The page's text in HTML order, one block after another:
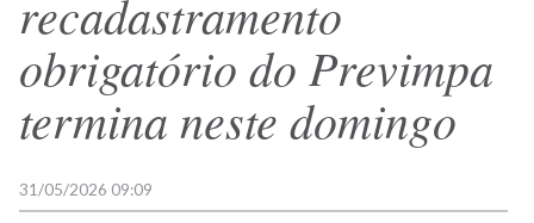
recadastramento
obrigatório do Previmpa
termina neste domingo
31/05/2026 09:09